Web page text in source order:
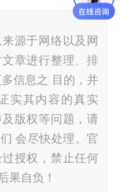
源于网络以及网
章进行整理、排
信息之 目的，并
实其内容的真实
版权等问题，请
会尽快处理。官
授权，禁止任何
果自负！